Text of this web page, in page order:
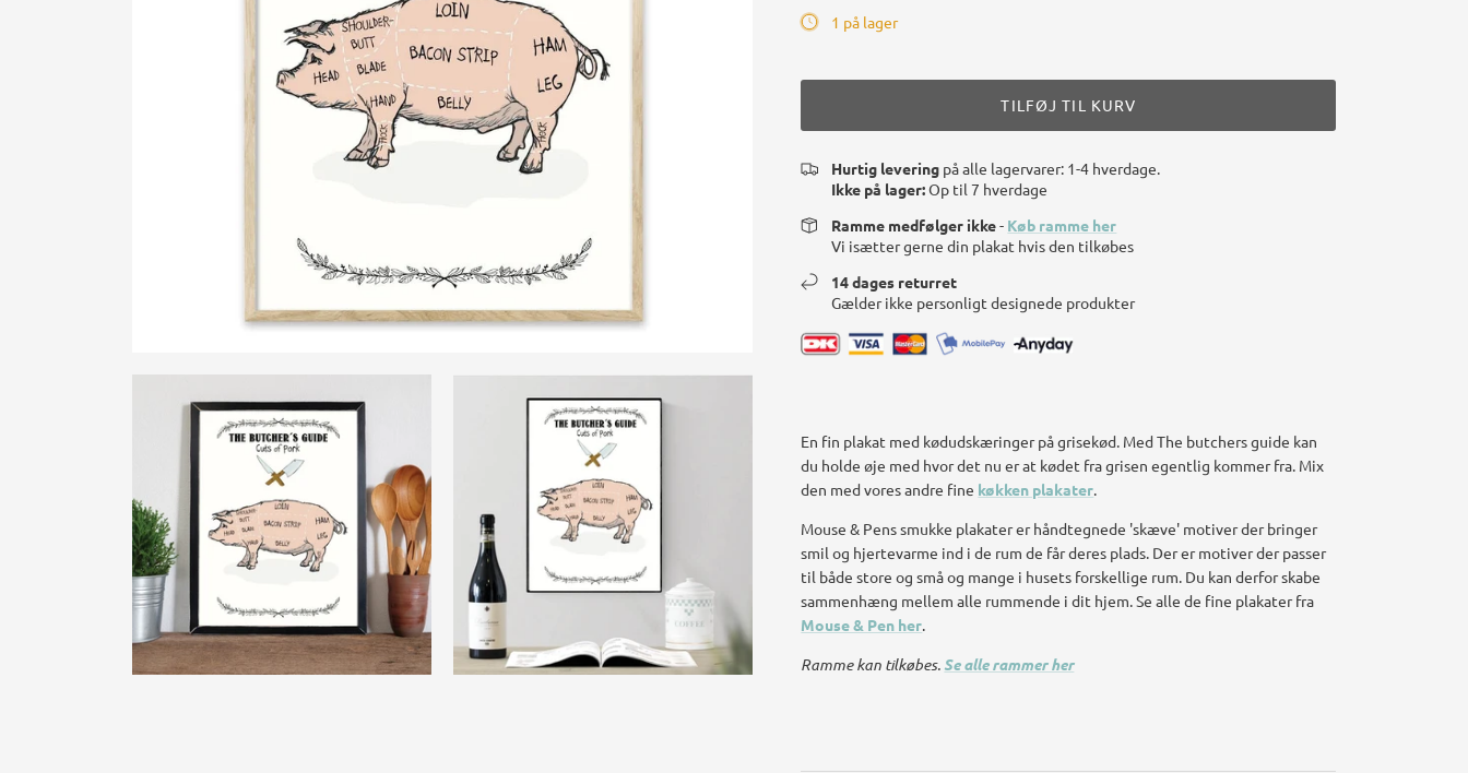
1 på lager
TILFØJ TIL KURV
Hurtig levering på alle lagervarer: 1-4 hverdage.
Ikke på lager:Op til 7 hverdage
Ramme medfølger ikke- Køb ramme her
Vi isætter gerne din plakat hvis den tilkøbes
14 dages returret
Gælder ikke personligt designede produkter
En fin plakat med kødudskæringer på grisekød. Med The butchers guide kan
du holde øje med hvor det nu er at kødet fra grisen egentlig kommer fra. Mix
den med vores andre fine køkken plakater.
Mouse & Pens smukke plakater er håndtegnede 'skæve' motiver der bringer
smil og hjertevarme ind i de rum de får deres plads. Der er motiver der passer
til både store og små og mange i husets forskellige rum. Du kan derfor skabe
sammenhæng mellem alle rummende i dit hjem. Se alle de fine plakater fra
Mouse & Pen her.
Ramme kan tilkøbes. Se alle rammer her